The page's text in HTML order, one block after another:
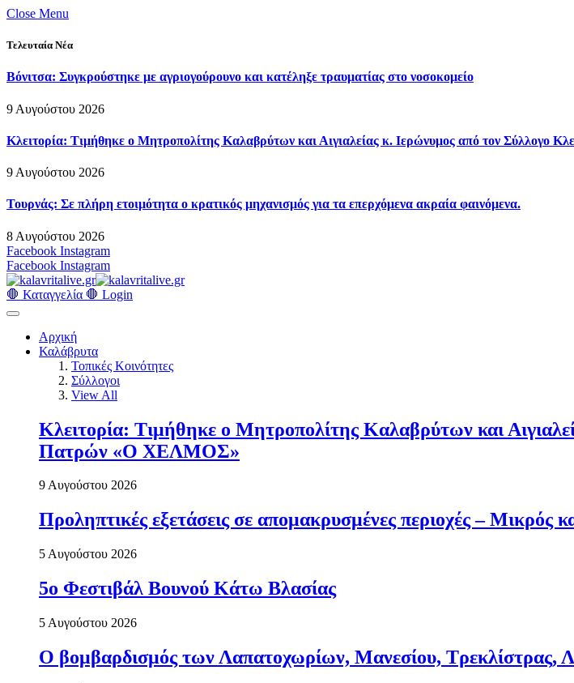
Close Menu
Τελευταία Νέα
Βόνιτσα: Συγκρούστηκε με αγριογούρουνο και κατέληξε τραυματίας στο νοσοκομείο
9 Αυγούστου 2026
Κλειτορία: Τιμήθηκε ο Μητροπολίτης Καλαβρύτων και Αιγιαλείας κ. Ιερώνυμος από τον
9 Αυγούστου 2026
Τουρνάς: Σε πλήρη ετοιμότητα ο κρατικός μηχανισμός για τα επερχόμενα ακραία φαινόμενα.
8 Αυγούστου 2026
Facebook Instagram
Facebook Instagram
🛑 Καταγγελία 🛑 Login
Αρχική
Καλάβρυτα
Τοπικές Κοινότητες
Σύλλογοι
View All
Κλειτορία: Τιμήθηκε ο Μητροπολίτης Καλαβρύτων και
Πατρών «Ο ΧΕΛΜΟΣ»
9 Αυγούστου 2026
Προληπτικές εξετάσεις σε απομακρυσμένες περιοχές – Μικρός
5 Αυγούστου 2026
5ο Φεστιβάλ Βουνού Κάτω Βλασίας
5 Αυγούστου 2026
Ο βομβαρδισμός των Λαπατοχωρίων, Μανεσίου, Τρεκλίστρας,